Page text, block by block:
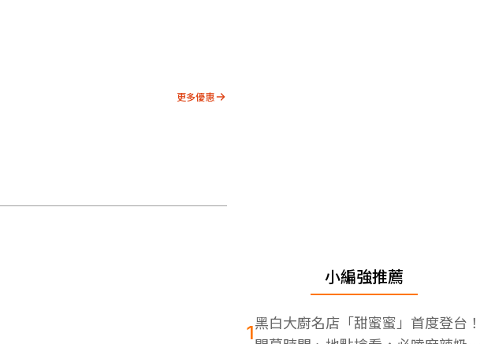
更多優惠
小編強推薦
1黑白大廚名店「甜蜜蜜」首度登台！